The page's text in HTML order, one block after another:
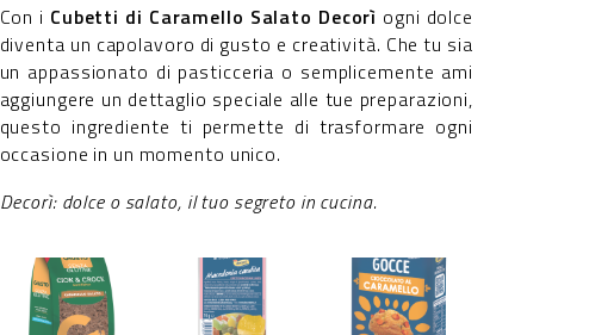
Con i Cubetti di Caramello Salato Decorì ogni dolce
diventa un capolavoro di gusto e creatività. Che tu sia
un appassionato di pasticceria o semplicemente ami
aggiungere un dettaglio speciale alle tue preparazioni,
questo ingrediente ti permette di trasformare ogni
occasione in un momento unico.
Decorì: dolce o salato, il tuo segreto in cucina.